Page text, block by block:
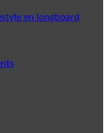
en longboard